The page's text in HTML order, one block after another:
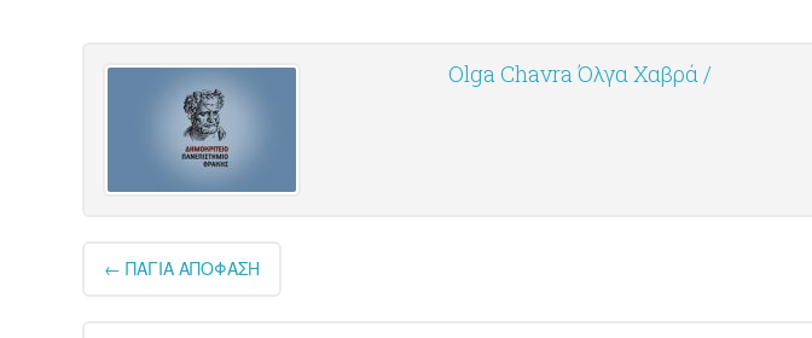
Olga Chavra Όλγα Χαβρά /
Post
← ΠΑΓΙΑ ΑΠΟΦΑΣΗ